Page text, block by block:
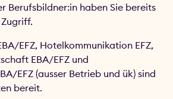
Berufsbildner:in haben Sie bereits
EFZ, Hotelkommunikation EFZ,
EBA/EFZ und
EFZ (ausser Betrieb und ük) sind
bereit.